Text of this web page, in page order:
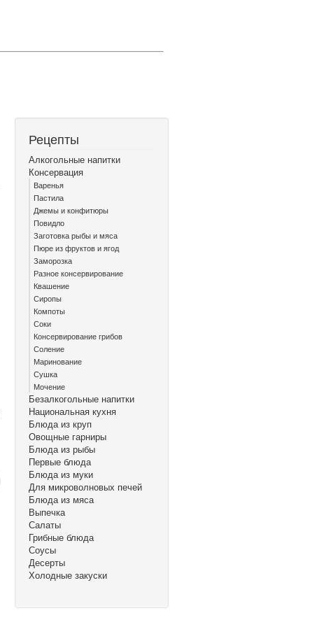
Рецепты
Алкогольные напитки
Консервация
Варенья
Пастила
Джемы и конфитюры
Повидло
Заготовка рыбы и мяса
Пюре из фруктов и ягод
Заморозка
Разное консервирование
Квашение
Сиропы
Компоты
Соки
Консервирование грибов
Соление
Маринование
Сушка
Мочение
Безалкогольные напитки
Национальная кухня
Блюда из круп
Овощные гарниры
Блюда из рыбы
Первые блюда
Блюда из муки
Для микроволновых печей
Блюда из мяса
Выпечка
Салаты
Грибные блюда
Соусы
Десерты
Холодные закуски